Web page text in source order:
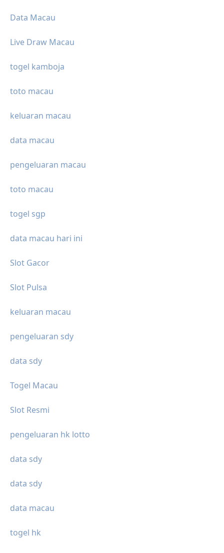
Data Macau
Live Draw Macau
togel kamboja
toto macau
keluaran macau
data macau
pengeluaran macau
toto macau
togel sgp
data macau hari ini
Slot Gacor
Slot Pulsa
keluaran macau
pengeluaran sdy
data sdy
Togel Macau
Slot Resmi
pengeluaran hk lotto
data sdy
data sdy
data macau
togel hk